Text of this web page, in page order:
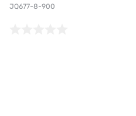
JQ677-8-900